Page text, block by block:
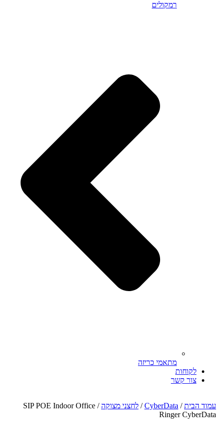
רמקולים
מתאמי כריזה
לקוחות
צור קשר
הבית/
CyberData
/לחצני מצוקה
/ SIP POE Indoor Office
Ringer